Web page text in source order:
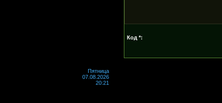
Код *:
Пятница
07.08.2026
20:21